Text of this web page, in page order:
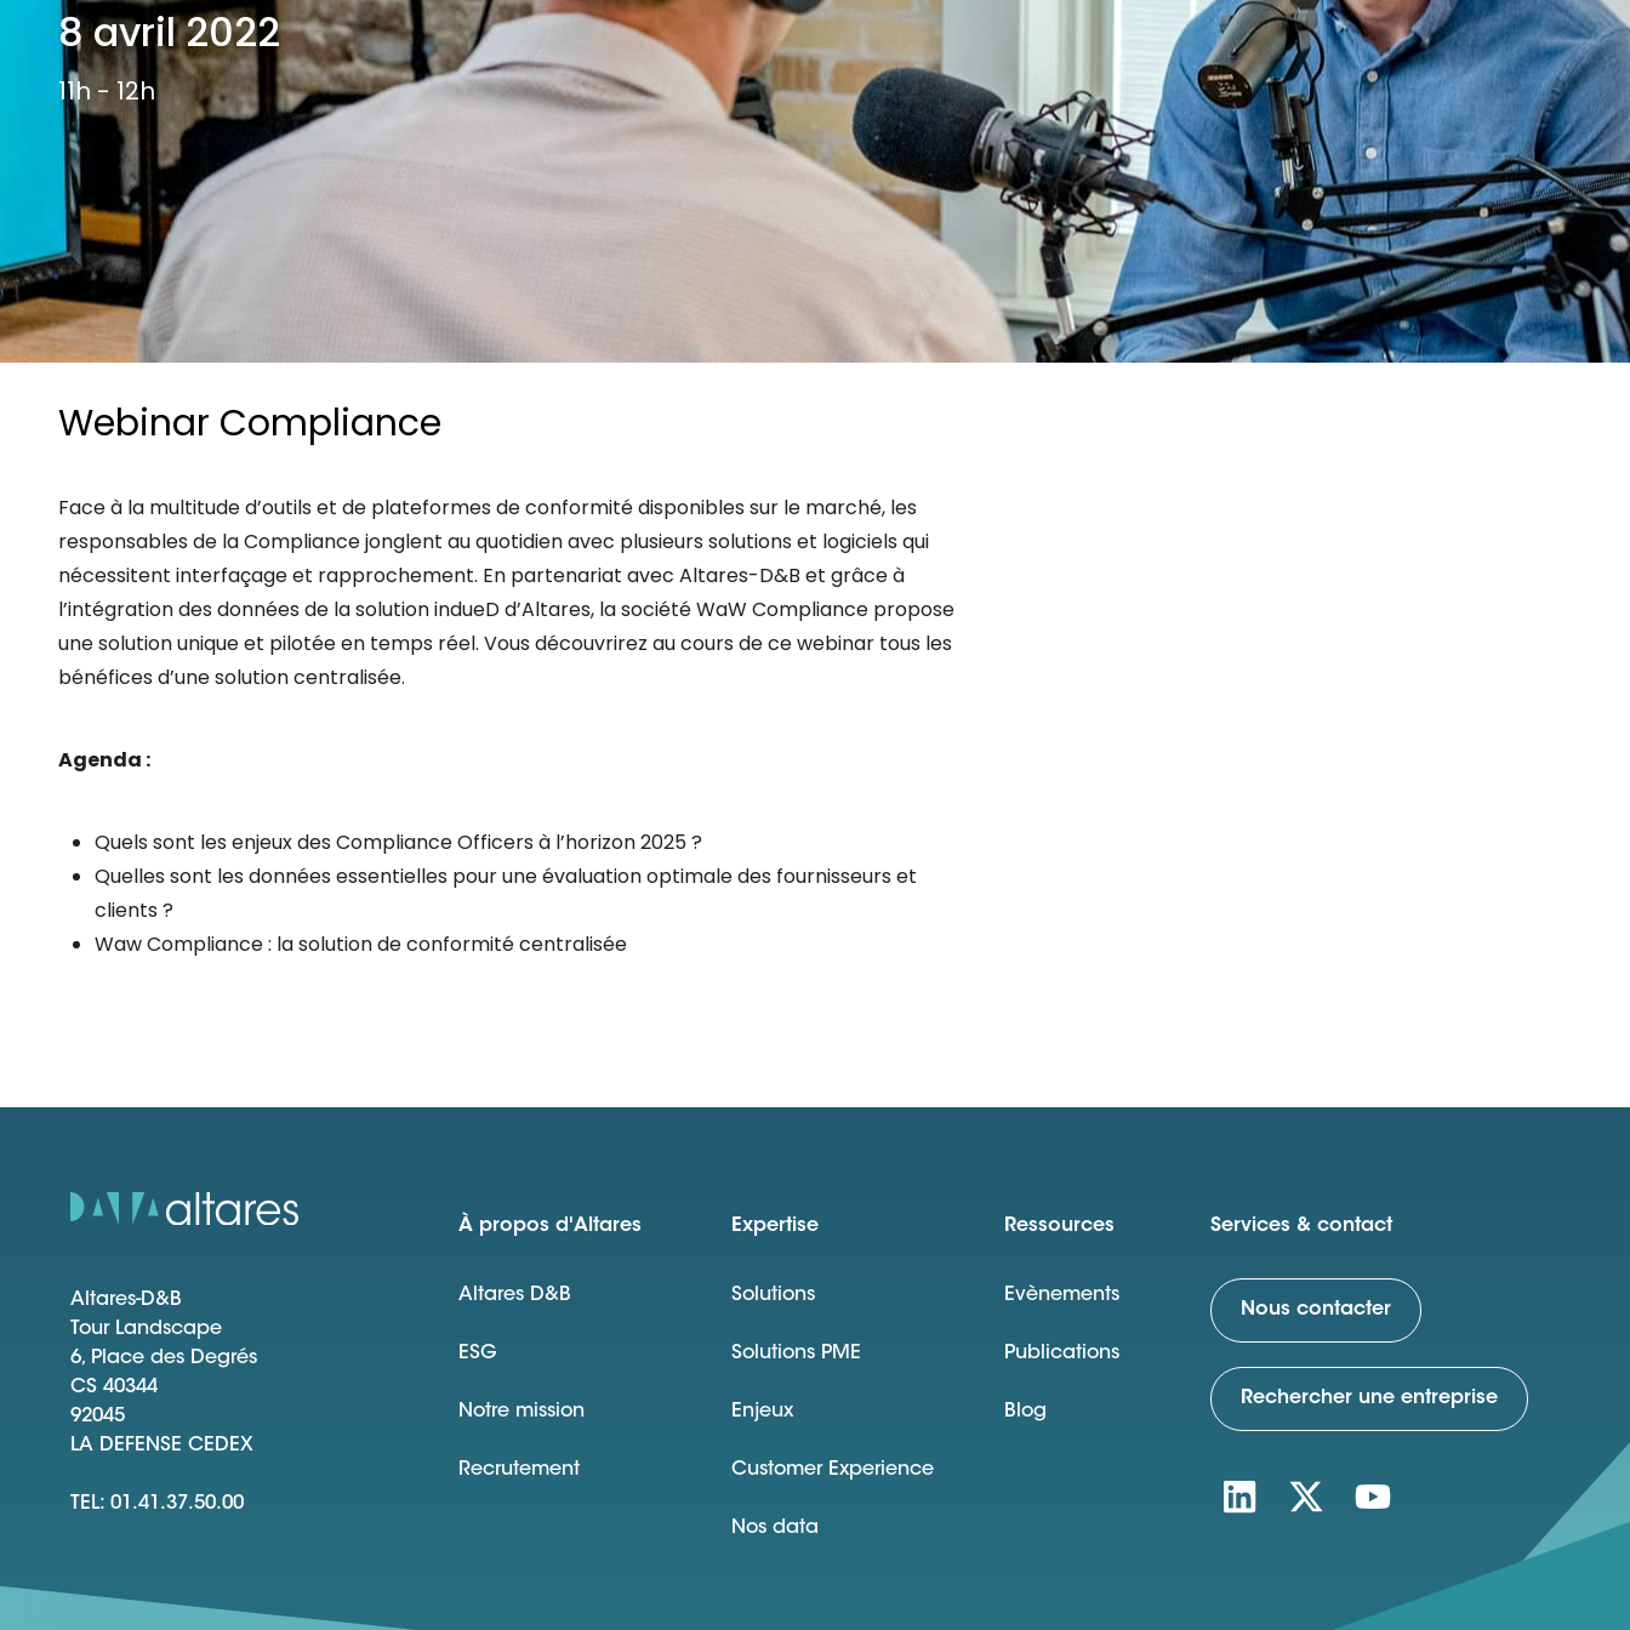
Prendre de meilleures
décisions ​et adopter les
bonnes stratégies​ grâce à
l’attitude de paiement
Les principes qui guident nos équipes et
nos engagements.
Découvrir nos valeurs
Consultez les informations relatives à
notre évaluation EcoVadis.
Consulter le rapport
8 avril 2022
11h - 12h
Webinar Compliance
Face à la multitude d’outils et de plateformes de conformité disponibles sur le marché, les
responsables de la Compliance jonglent au quotidien avec plusieurs solutions et logiciels qui
nécessitent interfaçage et rapprochement. En partenariat avec Altares-D&B et grâce à
l’intégration des données de la solution indueD d’Altares, la société WaW Compliance propose
une solution unique et pilotée en temps réel. Vous découvrirez au cours de ce webinar tous les
bénéfices d’une solution centralisée.
Agenda :
Quels sont les enjeux des Compliance Officers à l’horizon 2025 ?
Quelles sont les données essentielles pour une évaluation optimale des fournisseurs et
clients ?
Waw Compliance : la solution de conformité centralisée
Altares-D&B
Tour Landscape
6, Place des Degrés
CS 40344
92045
LA DEFENSE CEDEX
TEL: 01.41.37.50.00
À propos d'Altares
Altares D&B
ESG
Notre mission
Recrutement
Expertise
Solutions
Solutions PME
Enjeux
Customer Experience
Nos data
Ressources
Evènements
Publications
Blog
Services & contact
Nous contacter
Rechercher une entreprise